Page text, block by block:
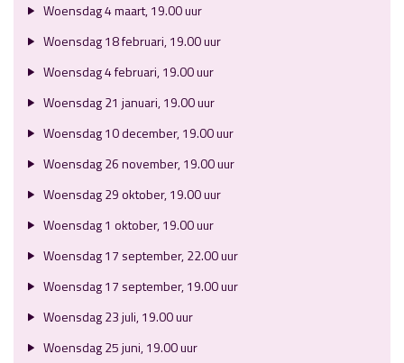
Woensdag 4 maart, 19.00 uur
Woensdag 18 februari, 19.00 uur
Woensdag 4 februari, 19.00 uur
Woensdag 21 januari, 19.00 uur
Woensdag 10 december, 19.00 uur
Woensdag 26 november, 19.00 uur
Woensdag 29 oktober, 19.00 uur
Woensdag 1 oktober, 19.00 uur
Woensdag 17 september, 22.00 uur
Woensdag 17 september, 19.00 uur
Woensdag 23 juli, 19.00 uur
Woensdag 25 juni, 19.00 uur